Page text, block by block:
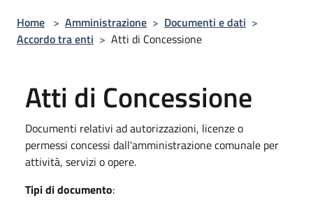
Home > Amministrazione > Documenti e dati >
Accordo tra enti > Atti di Concessione
Atti di Concessione
Documenti relativi ad autorizzazioni, licenze o
permessi concessi dall'amministrazione comunale per
attività, servizi o opere.
Tipi di documento: